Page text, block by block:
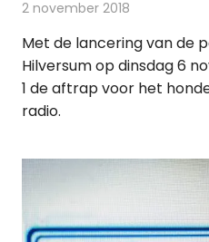
2 november 2018
Met de lancering van de
Hilversum op dinsdag 6
1 de aftrap voor het
radio.